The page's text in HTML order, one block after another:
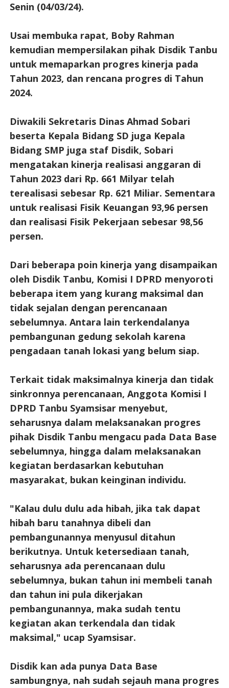
Senin (04/03/24).
Usai membuka rapat, Boby Rahman
kemudian mempersilakan pihak Disdik Tanbu
untuk memaparkan progres kinerja pada
Tahun 2023, dan rencana progres di Tahun
2024.
Diwakili Sekretaris Dinas Ahmad Sobari
beserta Kepala Bidang SD juga Kepala
Bidang SMP juga staf Disdik, Sobari
mengatakan kinerja realisasi anggaran di
Tahun 2023 dari Rp. 661 Milyar telah
terealisasi sebesar Rp. 621 Miliar. Sementara
untuk realisasi Fisik Keuangan 93,96 persen
dan realisasi Fisik Pekerjaan sebesar 98,56
persen.
Dari beberapa poin kinerja yang disampaikan
oleh Disdik Tanbu, Komisi I DPRD menyoroti
beberapa item yang kurang maksimal dan
tidak sejalan dengan perencanaan
sebelumnya. Antara lain terkendalanya
pembangunan gedung sekolah karena
pengadaan tanah lokasi yang belum siap.
Terkait tidak maksimalnya kinerja dan tidak
sinkronnya perencanaan, Anggota Komisi I
DPRD Tanbu Syamsisar menyebut,
seharusnya dalam melaksanakan progres
pihak Disdik Tanbu mengacu pada Data Base
sebelumnya, hingga dalam melaksanakan
kegiatan berdasarkan kebutuhan
masyarakat, bukan keinginan individu.
"Kalau dulu dulu ada hibah, jika tak dapat
hibah baru tanahnya dibeli dan
pembangunannya menyusul ditahun
berikutnya. Untuk ketersediaan tanah,
seharusnya ada perencanaan dulu
sebelumnya, bukan tahun ini membeli tanah
dan tahun ini pula dikerjakan
pembangunannya, maka sudah tentu
kegiatan akan terkendala dan tidak
maksimal," ucap Syamsisar.
Disdik kan ada punya Data Base
sambungnya, nah sudah sejauh mana progres